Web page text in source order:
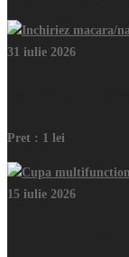
31 iulie 2026
Pret : 1 lei
15 iulie 2026